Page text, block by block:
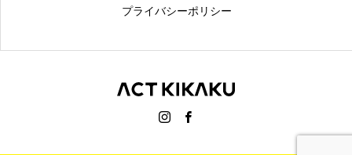
プライバシーポリシー